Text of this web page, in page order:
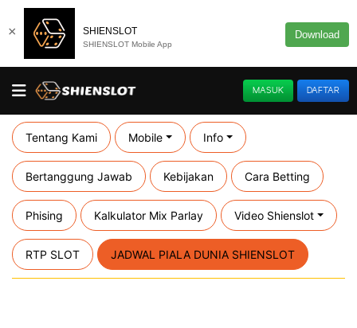
SHIENSLOT
SHIENSLOT Mobile App
Download
×
MASUK DAFTAR
Tentang Kami Mobile Info
Bertanggung Jawab Kebijakan Cara Betting
Phising Kalkulator Mix Parlay Video Shienslot
RTP SLOT JADWAL PIALA DUNIA SHIENSLOT